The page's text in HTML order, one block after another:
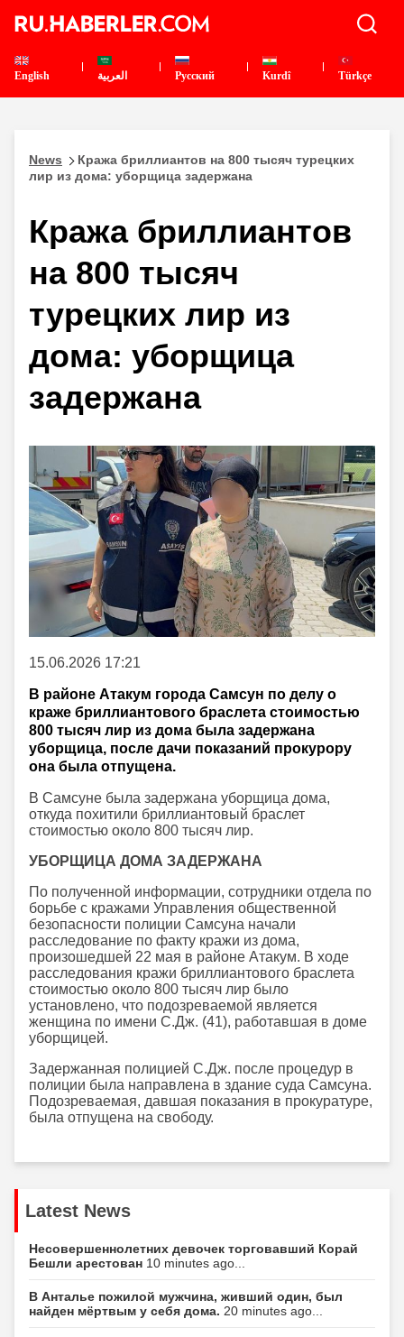
English العربية Pусский Kurdî Türkçe
News
Кража бриллиантов на 800 тысяч турецких
лир из дома: уборщица задержана
Кража бриллиантов
на 800 тысяч
турецких лир из
дома: уборщица
задержана
15.06.2026 17:21
В районе Атакум города Самсун по делу о
краже бриллиантового браслета стоимостью
800 тысяч лир из дома была задержана
уборщица, после дачи показаний прокурору
она была отпущена.
В Самсуне была задержана уборщица дома,
откуда похитили бриллиантовый браслет
стоимостью около 800 тысяч лир.
УБОРЩИЦА ДОМА ЗАДЕРЖАНА
По полученной информации, сотрудники отдела по
борьбе с кражами Управления общественной
безопасности полиции Самсуна начали
расследование по факту кражи из дома,
произошедшей 22 мая в районе Атакум. В ходе
расследования кражи бриллиантового браслета
стоимостью около 800 тысяч лир было
установлено, что подозреваемой является
женщина по имени С.Дж. (41), работавшая в доме
уборщицей.
Задержанная полицией С.Дж. после процедур в
полиции была направлена в здание суда Самсуна.
Подозреваемая, давшая показания в прокуратуре,
была отпущена на свободу.
Latest News
Несовершеннолетних девочек торговавший Корай
Бешли арестован 10 minutes ago...
В Анталье пожилой мужчина, живший один, был
найден мёртвым у себя дома. 20 minutes ago...